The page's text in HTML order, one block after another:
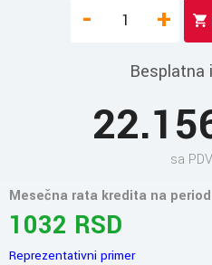
- +
Besplatna
sa
Mesečna rata kredita na
1032 RSD
Reprezentativni primer